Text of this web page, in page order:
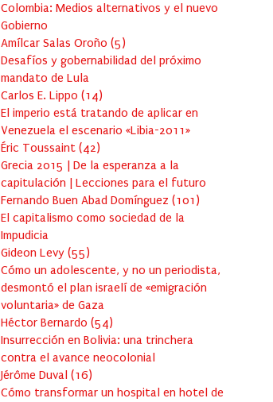
Colombia: Medios alternativos y el nuevo
Gobierno
Amílcar Salas Oroño (5)
Desafíos y gobernabilidad del próximo
mandato de Lula
Carlos E. Lippo (14)
El imperio está tratando de aplicar en
Venezuela el escenario «Libia-2011»
Éric Toussaint (42)
Grecia 2015 | De la esperanza a la
capitulación | Lecciones para el futuro
Fernando Buen Abad Domínguez (101 )
El capitalismo como sociedad de la
Impudicia
Gideon Levy (55)
Cómo un adolescente, y no un periodista,
desmontó el plan israelí de «emigración
voluntaria» de Gaza
Héctor Bernardo (54)
Insurrección en Bolivia: una trinchera
contra el avance neocolonial
Jérôme Duval (16)
Cómo transformar un hospital en hotel de